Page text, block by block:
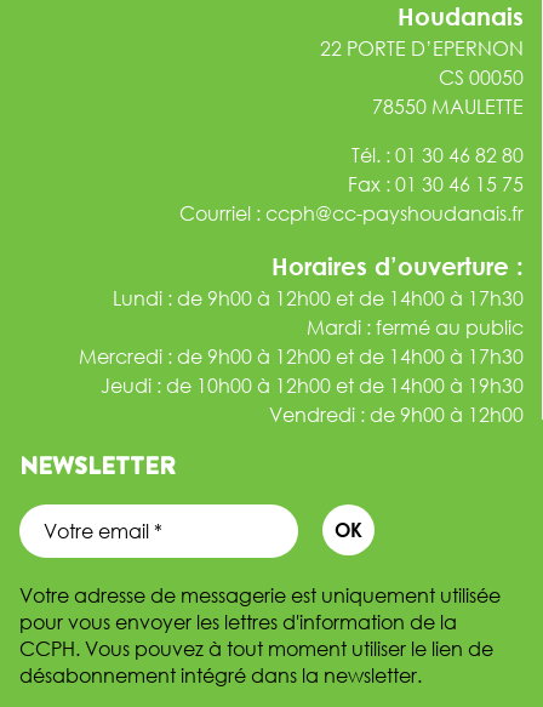
Houdanais
22 PORTE D’EPERNON
CS 00050
78550 MAULETTE
Tél. : 01 30 46 82 80
Fax : 01 30 46 15 75
Courriel : ccph@cc-payshoudanais.fr
Horaires d’ouverture :
Lundi : de 9h00 à 12h00 et de 14h00 à 17h30
Mardi : fermé au public
Mercredi : de 9h00 à 12h00 et de 14h00 à 17h30
Jeudi : de 10h00 à 12h00 et de 14h00 à 19h30
Vendredi : de 9h00 à 12h00
NEWSLETTER
Votre adresse de messagerie est uniquement utilisée
pour vous envoyer les lettres d'information de la
CCPH. Vous pouvez à tout moment utiliser le lien de
désabonnement intégré dans la newsletter.